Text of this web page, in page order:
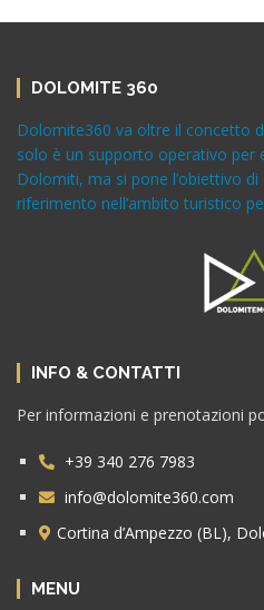
DOLOMITE 360
Dolomite360 va oltre il concetto
solo è un supporto operativo per
Dolomiti, ma si pone l’obiettivo
riferimento nell’ambito turistico
INFO & CONTATTI
Per informazioni e prenotazioni
+39 340 276 7983
info@dolomite360.com
Cortina d’Ampezzo (BL),
MENU